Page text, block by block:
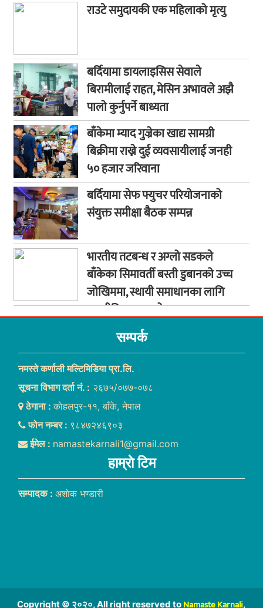
राउटे समुदायकी एक महिलाको मृत्यु
बर्दियामा डायलाइसिस सेवाले
बिरामीलाई राहत, मेसिन अभावले अझै
पालो कुर्नुपर्ने बाध्यता
बाँकेमा म्याद गुज्रेका खाद्य सामग्री
बिक्रीमा राख्ने दुई व्यवसायीलाई जनही
५० हजार जरिवाना
बर्दियामा सेफ फ्युचर परियोजनाको
संयुक्त समीक्षा बैठक सम्पन्न
भारतीय तटबन्ध र अग्लो सडकले
बाँकेका सिमावर्ती बस्ती डुबानको उच्च
जोखिममा, स्थायी समाधानका लागि
कूटनीतिक पहलको माग
सम्पर्क
नमस्ते कर्णाली मल्टिमिडिया प्रा.लि.
सूचना विभाग दर्ता नं. : २६७५/०७७-०७८
ठेगाना :काेहलपुर-११, बाँके, नेपाल
फोन नम्बर : ९८४७२४६९०३
ईमेल : namastekarnali1@gmail.com
हाम्राे टिम
सम्पादक : अशाेक भण्डारी
Copyright © २०२०, All right reserved to Namaste Karnali,